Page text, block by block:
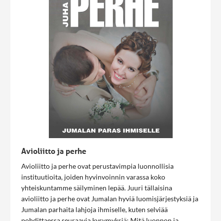
Avioliitto ja perhe
Avioliitto ja perhe ovat perustavimpia luonnollisia
instituutioita, joiden hyvinvoinnin varassa koko
yhteiskuntamme säilyminen lepää. Juuri tällaisina
avioliitto ja perhe ovat Jumalan hyviä luomisjärjestyksiä ja
Jumalan parhaita lahjoja ihmiselle, kuten selviää